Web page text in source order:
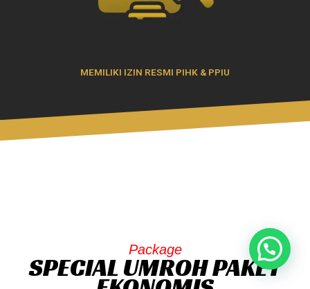
MEMILIKI IZIN RESMI PIHK & PPIU
Package
SPECIAL UMROH PAKET